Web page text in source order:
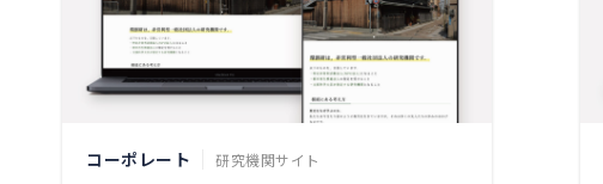
コーポレート 研究機関サイト